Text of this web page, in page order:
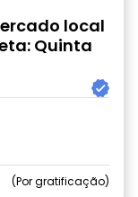
local
Quinta
Por gratificação